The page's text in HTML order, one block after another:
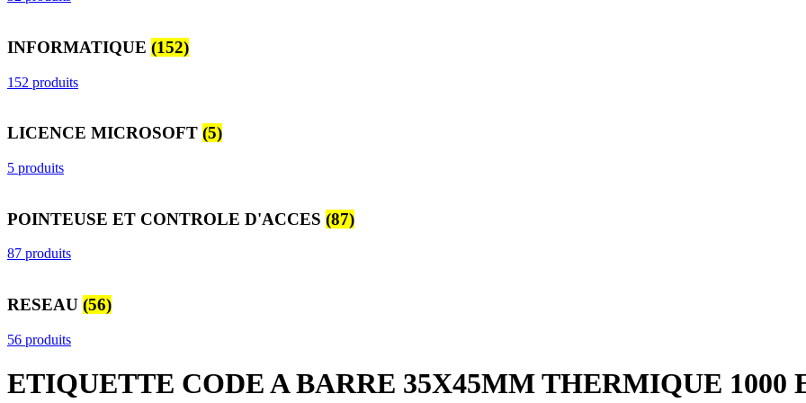
INFORMATIQUE (152)
152 produits
LICENCE MICROSOFT (5)
5 produits
POINTEUSE ET CONTROLE D'ACCES (87)
87 produits
RESEAU (56)
56 produits
ETIQUETTE CODE A BARRE 35X45MM THERMIQUE 1000